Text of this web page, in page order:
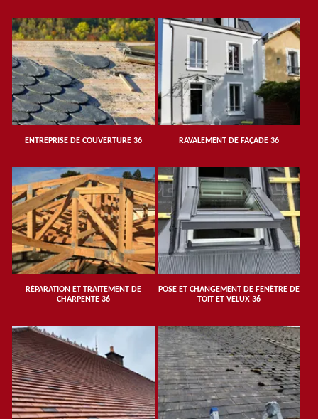
ENTREPRISE DE COUVERTURE 36 RAVALEMENT DE FAÇADE 36
RÉPARATION ET TRAITEMENT DE
CHARPENTE 36
POSE ET CHANGEMENT DE FENÊTRE DE
TOIT ET VELUX 36